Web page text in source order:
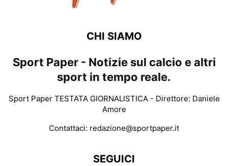
CHI SIAMO
Sport Paper - Notizie sul calcio e altri
sport in tempo reale.
Sport Paper TESTATA GIORNALISTICA - Direttore: Daniele
Amore
Contattaci: redazione@sportpaper.it
SEGUICI